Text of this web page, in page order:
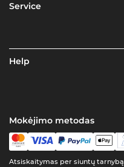
Service
Help
Mokėjimo metodas
Atsiskaitymas per siuntų tarnybą